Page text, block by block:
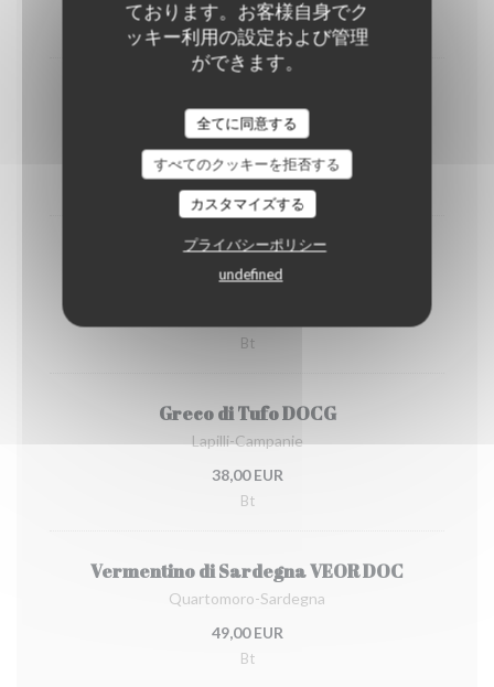
ております。お客様自身でク
ッキー利用の設定および管理
ができます。
全てに同意する
すべてのクッキーを拒否する
カスタマイズする
プライバシーポリシー
undefined
Verre
Colomba Bianca - Sicile
6,00 EUR
Verre
Chardonnay Vitese DOC BIO
Colomba Bianca Sicile
Bt
Greco di Tufo DOCG
Lapilli-Campanie
38,00 EUR
Bt
Vermentino di Sardegna VEOR DOC
Quartomoro-Sardegna
49,00 EUR
Bt